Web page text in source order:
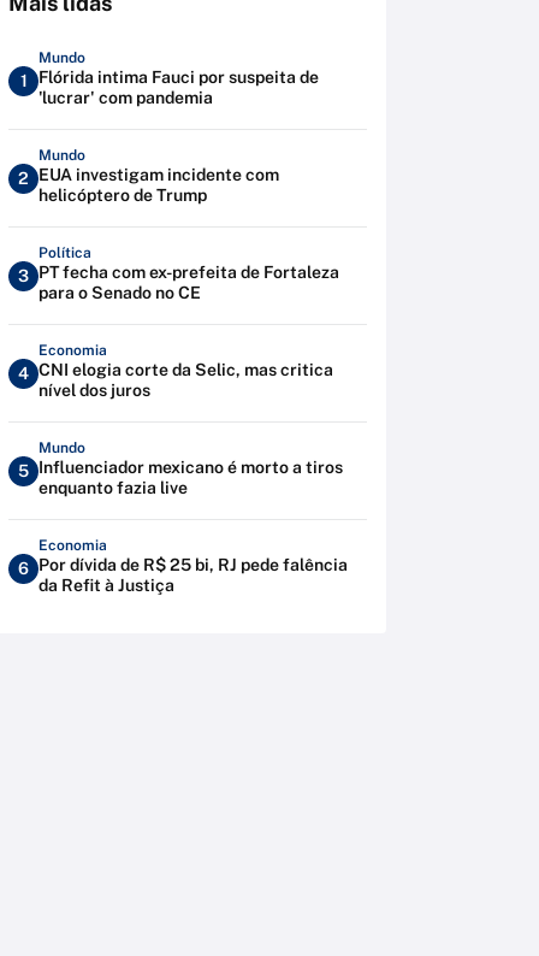
1
Mundo
Flórida intima Fauci por suspeita de
'lucrar' com pandemia
2
Mundo
EUA investigam incidente com
helicóptero de Trump
3
Política
PT fecha com ex-prefeita de Fortaleza
para o Senado no CE
4
Economia
CNI elogia corte da Selic, mas critica
nível dos juros
5
Mundo
Influenciador mexicano é morto a tiros
enquanto fazia live
6
Economia
Por dívida de R$ 25 bi, RJ pede falência
da Refit à Justiça